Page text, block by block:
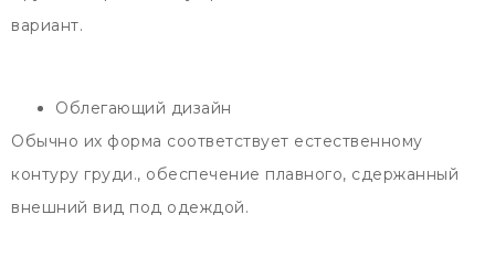
вариант.
Облегающий дизайн
Обычно их форма соответствует естественному
контуру груди., обеспечение плавного, сдержанный
внешний вид под одеждой.